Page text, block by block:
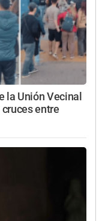
la Unión Vecinal
entre